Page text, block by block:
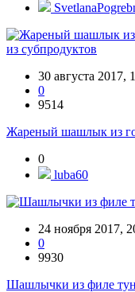
из субпродуктов
30 августа 2017,
0
9514
Жареный шашлык из
0
luba60
24 ноября 2017,
0
9930
Шашлычки из филе